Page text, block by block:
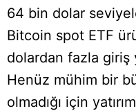
64 bin dolar
Bitcoin spot ETF
dolardan fazla giriş
Henüz mühim bir
olmadığı için